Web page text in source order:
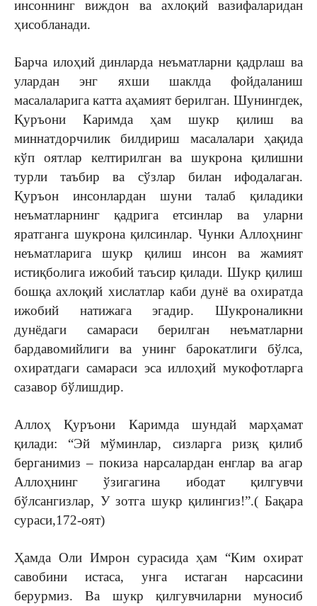
инсоннинг виждон ва ахлоқий вазифаларидан
ҳисобланади.
Барча илоҳий динларда неъматларни қадрлаш ва
улардан энг яхши шаклда фойдаланиш
масалаларига катта аҳамият берилган. Шунингдек,
Қуръони Каримда ҳам шукр қилиш ва
миннатдорчилик билдириш масалалари ҳақида
кўп оятлар келтирилган ва шукрона қилишни
турли таъбир ва сўзлар билан ифодалаган.
Қуръон инсонлардан шуни талаб қиладики
неъматларнинг қадрига етсинлар ва уларни
яратганга шукрона қилсинлар. Чунки Аллоҳнинг
неъматларига шукр қилиш инсон ва жамият
истиқболига ижобий таъсир қилади. Шукр қилиш
бошқа ахлоқий хислатлар каби дунё ва охиратда
ижобий натижага эгадир. Шукроналикни
дунёдаги самараси берилган неъматларни
бардавомийлиги ва унинг барокатлиги бўлса,
охиратдаги самараси эса иллоҳий мукофотларга
сазавор бўлишдир.
Аллоҳ Қуръони Каримда шундай марҳамат
қилади: “Эй мўминлар, сизларга ризқ қилиб
берганимиз – покиза нарсалардан енглар ва агар
Аллоҳнинг ўзигагина ибодат қилгувчи
бўлсангизлар, У зотга шукр қилингиз!”.( Бақара
сураси,172-оят)
Ҳамда Оли Имрон сурасида ҳам “Ким охират
савобини истаса, унга истаган нарсасини
берурмиз. Ва шукр қилгувчиларни муносиб